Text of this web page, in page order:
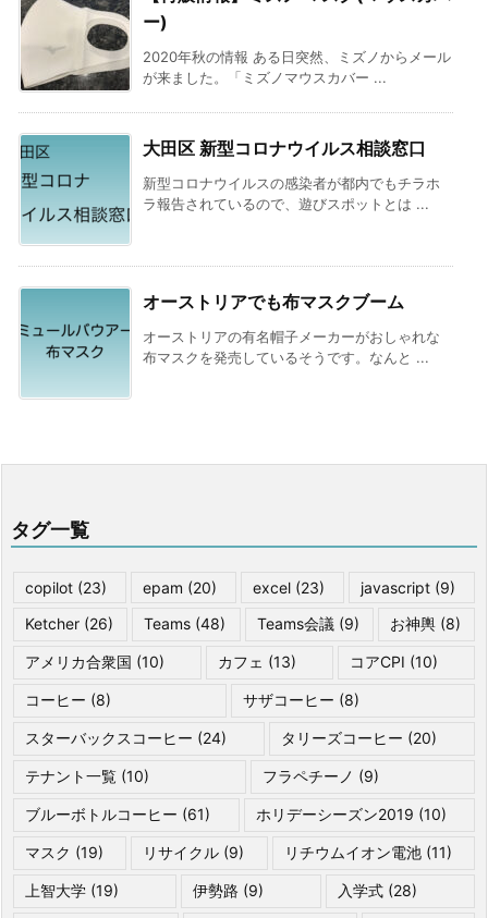
ー)
2020年秋の情報 ある日突然、ミズノからメール
が来ました。「ミズノマウスカバー ...
大田区 新型コロナウイルス相談窓口
新型コロナウイルスの感染者が都内でもチラホ
ラ報告されているので、遊びスポットとは ...
オーストリアでも布マスクブーム
オーストリアの有名帽子メーカーがおしゃれな
布マスクを発売しているそうです。なんと ...
タグ一覧
copilot (23) epam (20) excel (23) javascript (9)
Ketcher (26) Teams (48) Teams会議 (9) お神輿(8)
アメリカ合衆国 (10) カフェ (13) コアCPI (10)
コーヒー (8) サザコーヒー (8)
スターバックスコーヒー (24) タリーズコーヒー (20)
テナント一覧 (10) フラペチーノ (9)
ブルーボトルコーヒー (61) ホリデーシーズン2019 (10)
マスク (19) リサイクル (9) リチウムイオン電池(11)
上智大学 (19) 伊勢路 (9) 入学式 (28)